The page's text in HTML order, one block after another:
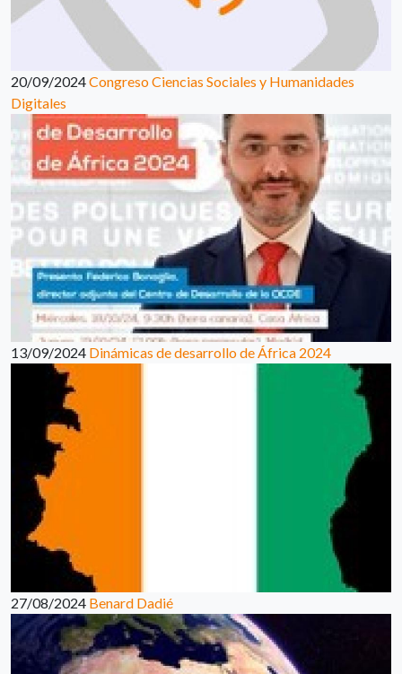
20/09/2024Congreso Ciencias Sociales y Humanidades
Digitales
13/09/2024 Dinámicas de desarrollo de África 2024
27/08/2024 Benard Dadié